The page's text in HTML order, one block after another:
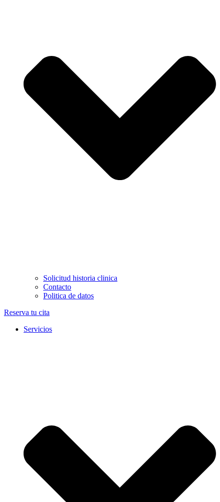
Solicitud historia clinica
Contacto
Politica de datos
Reserva tu cita
Servicios